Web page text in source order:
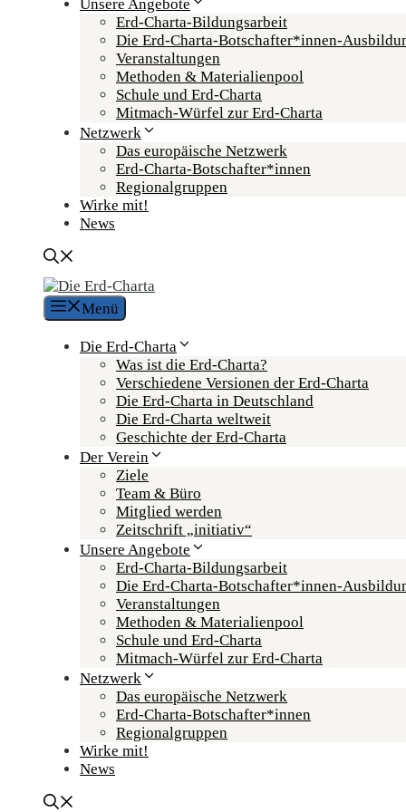
Unsere Angebote
Erd-Charta-Bildungsarbeit
Die Erd-Charta-Botschafter­*innen-
Veranstaltungen
Methoden & Materialienpool
Schule und Erd-Charta
Mitmach-Würfel zur Erd-Charta
Netzwerk
Das europäische Netzwerk
Erd-Charta-Botschafter­*innen
Regional­gruppen
Wirke mit!
News
Menü
Die Erd-Charta
Was ist die Erd-Charta?
Verschiedene Versionen der Erd-Charta
Die Erd-Charta in Deutschland
Die Erd-Charta weltweit
Geschichte der Erd-Charta
Der Verein
Ziele
Team & Büro
Mitglied werden
Zeitschrift „initiativ“
Unsere Angebote
Erd-Charta-Bildungsarbeit
Die Erd-Charta-Botschafter­*innen-
Veranstaltungen
Methoden & Materialienpool
Schule und Erd-Charta
Mitmach-Würfel zur Erd-Charta
Netzwerk
Das europäische Netzwerk
Erd-Charta-Botschafter­*innen
Regional­gruppen
Wirke mit!
News